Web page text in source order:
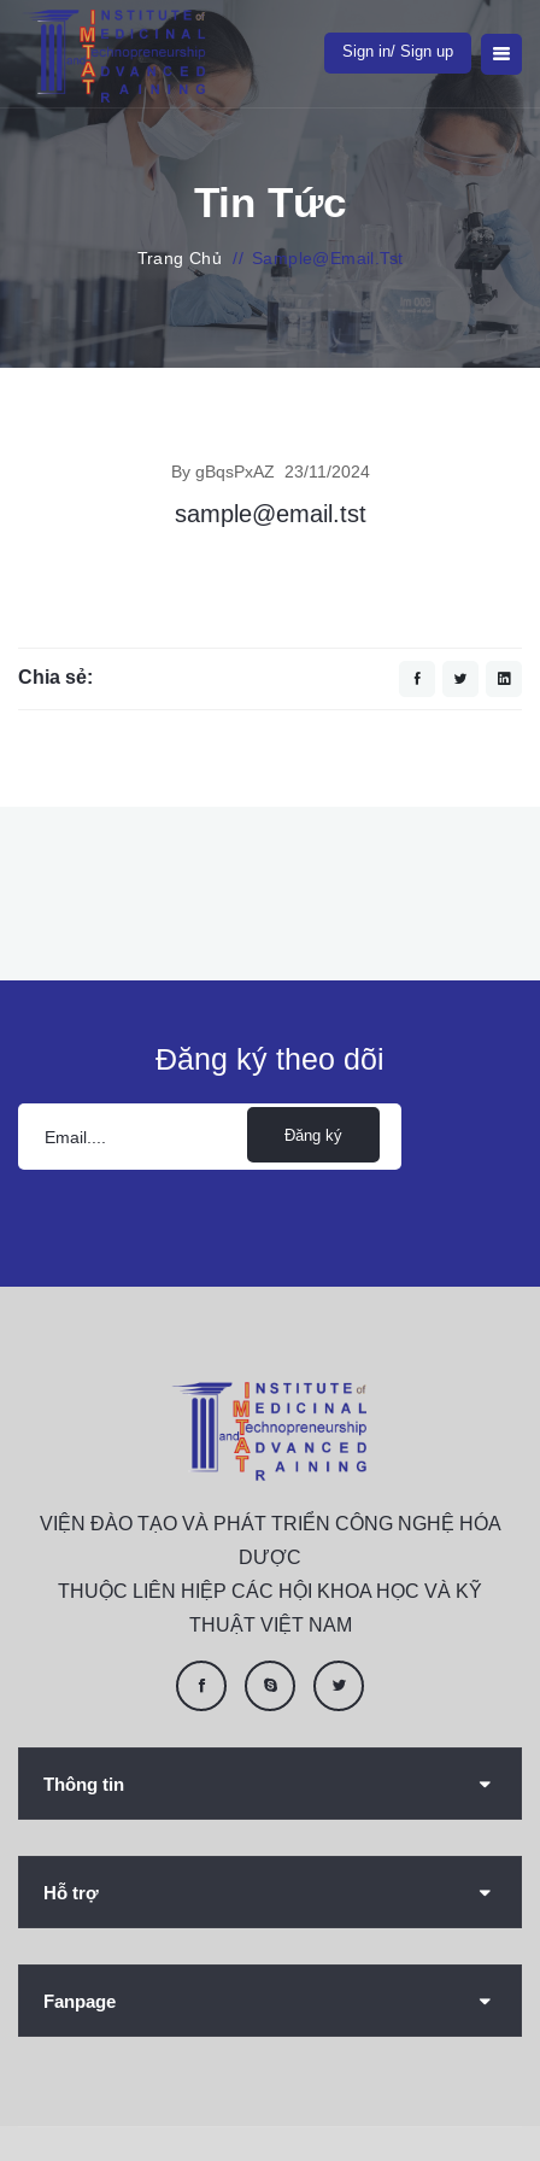
Sign in/ Sign up
Tin Tức
Trang Chủ // Sample@email.tst
By gBqsPxAZ 23/11/2024
sample@email.tst
Chia sẻ:
Đăng ký theo dõi
Đăng ký
VIỆN ĐÀO TẠO VÀ PHÁT TRIỂN CÔNG NGHỆ HÓA
DƯỢC
THUỘC LIÊN HIỆP CÁC HỘI KHOA HỌC VÀ KỸ
THUẬT VIỆT NAM
Thông tin
Hỗ trợ
Fanpage